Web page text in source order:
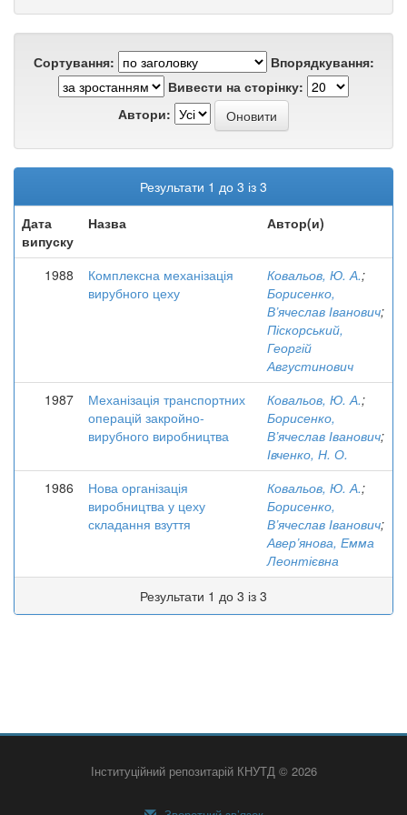
Сортування:
Впорядкування:
Вивести на сторінку:
Автори:
Результати 1 до 3 із 3
Дата
випуску
Назва Автор(и)
1988
Комплексна механізація
вирубного цеху
Ковальов, Ю. А.;
Борисенко,
В’ячеслав Іванович;
Піскорський,
Георгій
Августинович
1987
Механізація транспортних
операцій закройно-
вирубного виробництва
Ковальов, Ю. А.;
Борисенко,
В’ячеслав Іванович;
Івченко, Н. О.
1986
Нова організація
виробництва у цеху
складання взуття
Ковальов, Ю. А.;
Борисенко,
В’ячеслав Іванович;
Авер’янова, Емма
Леонтієвна
Результати 1 до 3 із 3
Інституційний репозитарій КНУТД © 2026